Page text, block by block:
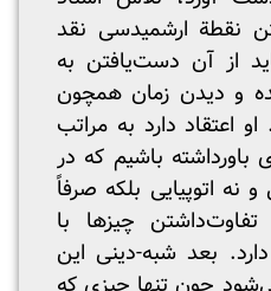
نقطة ارشمیدسی نقد
از آن دست‌یافتن به
و دیدن زمان همچون
اعتقاد دارد به مراتب
باشیم که در
نه اتوپیایی بلکه صرفاً
تفاوت‌داشتن چیزها با
بعد شبه-دینی این